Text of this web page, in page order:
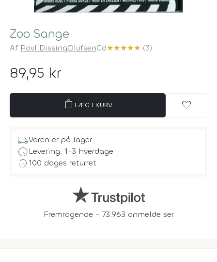
Zoo Sange
Af Povl DissingOlufsenCd★★★★★ (3)
89,95 kr
shopping_bag LÆG I KURV favorite
local_shippingVaren er på lager
scheduleLevering: 1-3 hverdage
history100 dages returret
Fremragende - 73.963 anmeldelser